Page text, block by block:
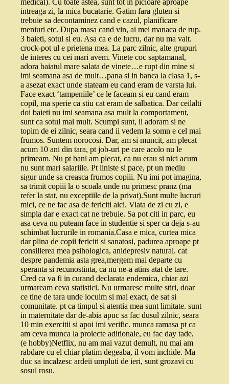
medical). Cu toate astea, sunt tot in picioare aproape
intreaga zi, la mica bucatarie. Gatim fara gluten si
trebuie sa decontaminez cand e cazul, planificare
meniuri etc. Dupa masa cand vin, ai mei manaca de rup.
3 baieti, sotul si eu. Asa ca e de lucru, dar nu ma vait.
crock-pot ul e prietena mea. La parc zilnic, alte grupuri
de interes cu cei mari avem. Vinete coc saptamanal,
adora baiatul mare salata de vinete…e rupt din mine si
imi seamana asa de mult…pana si in banca la clasa 1, s-
a asezat exact unde stateam eu cand eram de varsta lui.
Face exact ‘tampeniile’ ce le faceam si eu cand eram
copil, ma sperie ca stiu cat eram de salbatica. Dar ceilalti
doi baieti nu imi seamana asa mult la comportament,
sunt ca sotul mai mult. Scumpi sunt, ii adoram si ne
topim de ei zilnic, seara cand ii vedem la somn e cel mai
frumos. Suntem norocosi. Dar, am si muncit, am plecat
acum 10 ani din tara, pt job-uri pe care acolo nu le
primeam. Nu pt bani am plecat, ca nu erau si nici acum
nu sunt mari salariile. Pt liniste si pace, pt un mediu
sigur unde sa creasca frumos copiii. Nu imi pot imagina,
sa trimit copiii la o scoala unde nu primesc pranz (ma
refer la stat, nu exceptiile de la privat).Sunt multe lucruri
mici, ce ne fac asa de fericiti aici. Viata de zi cu zi, e
simpla dar e exact cat ne trebuie. Sa pot citi in parc, eu
asa ceva nu puteam face in studentie si sper ca deja s-au
schimbat lucrurile in romania.Casa e mica, curtea mica
dar plina de copii fericiti si sanatosi, padurea aproape pt
consilierea mea psihologica, anidepresiv natural. cat
despre pandemia asta grea,mergem mai departe cu
speranta si recunostinta, ca nu ne-a atins atat de tare.
Cred ca va fi in curand declarata endemica, chiar azi
urmaream ceva statistici. Nu urmaresc multe stiri, doar
ce tine de tara unde locuim si mai exact, de sat si
comunitate. pt ca timpul si atentia mea sunt limitate. sunt
in maternitate dar de-abia apuc sa fac dusul zilnic, seara
10 min exercitii si apoi imi verific. munca ramasa pt ca
am ceva munca la proiecte aditionale, eu fac day tade,
(e hobby)Netflix, nu am mai vazut demult, nu mai am
rabdare cu el chiar platim degeaba, il vom inchide. Ma
duc sa incalzesc ardeii umpluti de ieri, sunt grozavi cu
sosul rosu.